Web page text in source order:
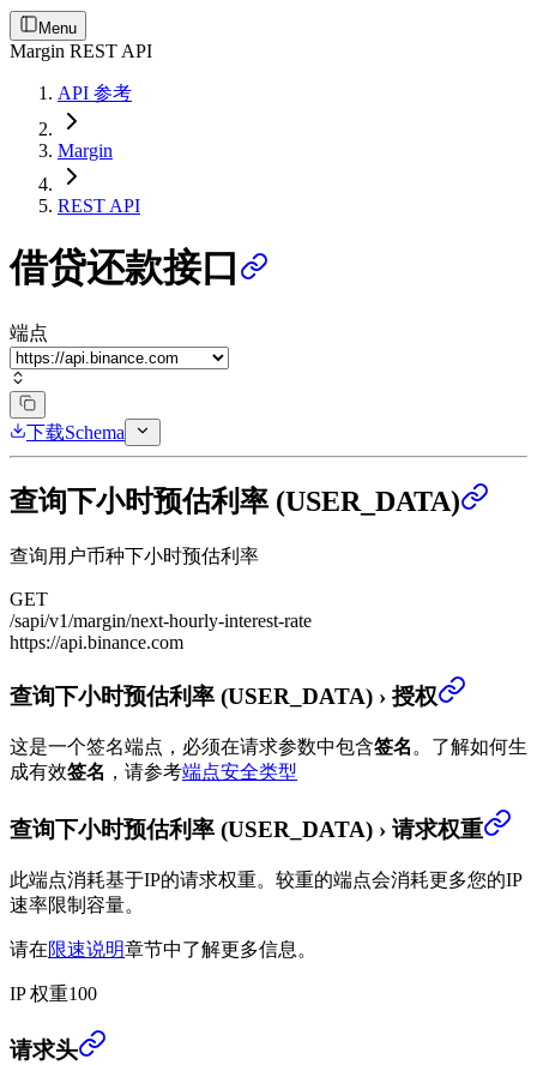
Menu
Margin REST API
API 参考
Margin
REST API
借贷还款接口
端点
下载Schema
查询下小时预估利率 (USER_DATA)
查询用户币种下小时预估利率
GET
/sapi/v1/margin/next-hourly-interest-rate
https://api.binance.com
查询下小时预估利率 (USER_DATA) › 授权
这是一个签名端点，必须在请求参数中包含签名 。 了解如何生
成有效签名 ，请参考端点安全类型
查询下小时预估利率 (USER_DATA) › 请求权重
此端点消耗基于IP的请求权重。较重的端点会消耗更多您的IP
速率限制容量。
请在限速说明章节中了解更多信息。
IP 权重100
查询下小时预估利率 (USER_DATA)
请求头